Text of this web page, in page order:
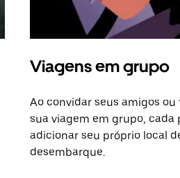
Viagens em grupo
Ao convidar seus amigos
sua viagem em grupo, cada
adicionar seu próprio local
desembarque.